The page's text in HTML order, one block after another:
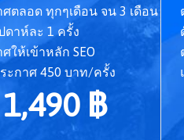
ตลอด ทุกๆเดือน จน 3 เดือน
ดาห์ละ 1 ครั้ง
ให้เข้าหลัก SEO
ะกาศ 450 บาท/ครั้ง
1,490 ฿